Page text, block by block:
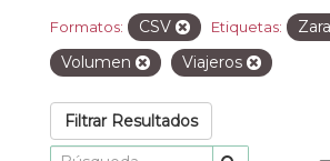
Formatos: CSV Etiquetas:
Volumen
Viajeros
Filtrar Resultados